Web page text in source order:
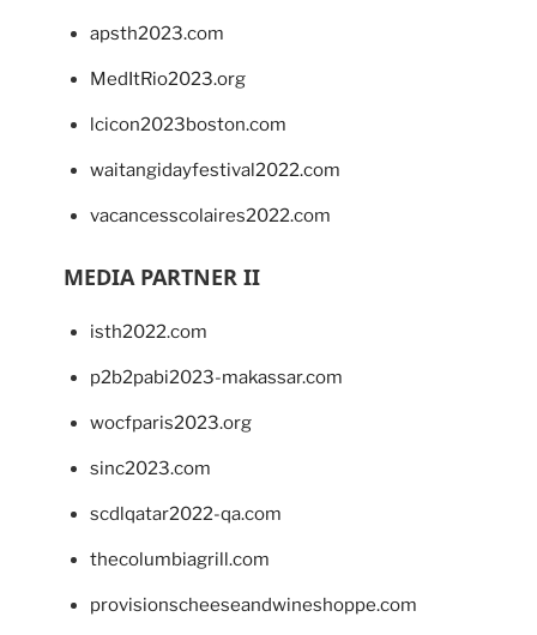
apsth2023.com
MedItRio2023.org
lcicon2023boston.com
waitangidayfestival2022.com
vacancesscolaires2022.com
MEDIA PARTNER II
isth2022.com
p2b2pabi2023-makassar.com
wocfparis2023.org
sinc2023.com
scdlqatar2022-qa.com
thecolumbiagrill.com
provisionscheeseandwineshoppe.com